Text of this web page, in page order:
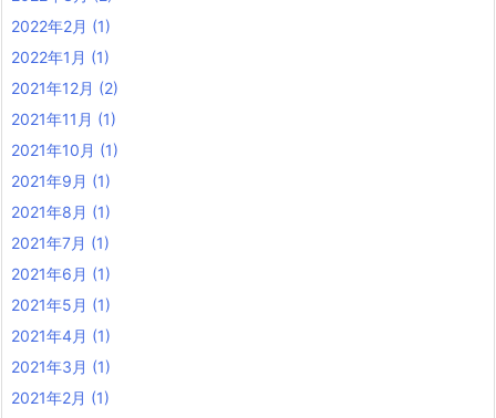
2022年2月 (1)
2022年1月 (1)
2021年12月 (2)
2021年11月 (1)
2021年10月 (1)
2021年9月 (1)
2021年8月 (1)
2021年7月 (1)
2021年6月 (1)
2021年5月 (1)
2021年4月 (1)
2021年3月 (1)
2021年2月 (1)